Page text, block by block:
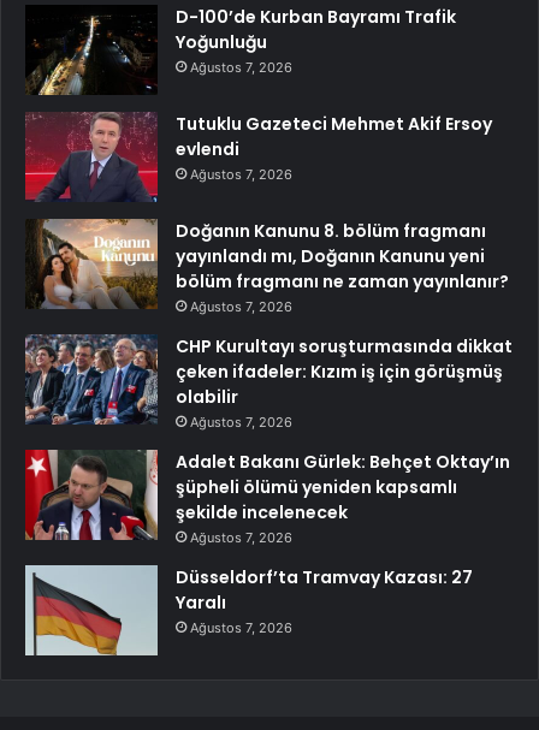
D-100’de Kurban Bayramı Trafik
Yoğunluğu
Ağustos 7, 2026
Tutuklu Gazeteci Mehmet Akif Ersoy
evlendi
Ağustos 7, 2026
Doğanın Kanunu 8. bölüm fragmanı
yayınlandı mı, Doğanın Kanunu yeni
bölüm fragmanı ne zaman yayınlanır?
Ağustos 7, 2026
CHP Kurultayı soruşturmasında dikkat
çeken ifadeler: Kızım iş için görüşmüş
olabilir
Ağustos 7, 2026
Adalet Bakanı Gürlek: Behçet Oktay’ın
şüpheli ölümü yeniden kapsamlı
şekilde incelenecek
Ağustos 7, 2026
Düsseldorf’ta Tramvay Kazası: 27
Yaralı
Ağustos 7, 2026